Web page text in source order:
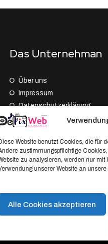
Website benutzt Cookies, die für
zustimmungspflichtige
zu analysieren, werden nur
unserer Website an
Alle Cookies akzeptieren
Das Unternehman
Über uns
Impressum
Datenschutz­erklärung
AGB
Developed by